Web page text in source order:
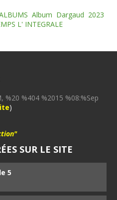
Album Dargaud 2023
L' INTEGRALE
%20 %404 %2015 %08:%Sep
)
SUR LE SITE
5